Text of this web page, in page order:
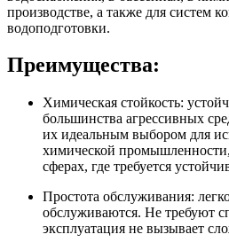
производстве, а также для систем
водоподготовки.
Преимущества:
Химическая стойкость:
большинства агрессивных
их идеальным выбором для
химической
сферах, где требуется
Простота обслуживания:
обслуживаются. Не требуют
эксплуатация не вызывает